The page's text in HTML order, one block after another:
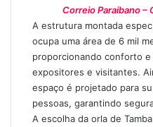
Correio Paraibano –
A estrutura montada
ocupa uma área de 6 mil
proporcionando conforto e
expositores e visitantes.
espaço é projetado para
pessoas, garantindo
A escolha da orla de